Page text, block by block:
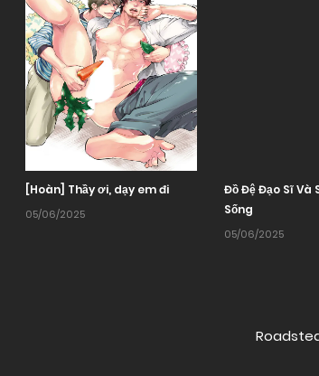
[Hoàn] Thầy ơi, dạy em đi
05/06/2025
Đồ Đệ Đạo Sĩ Và
Sống
05/06/2025